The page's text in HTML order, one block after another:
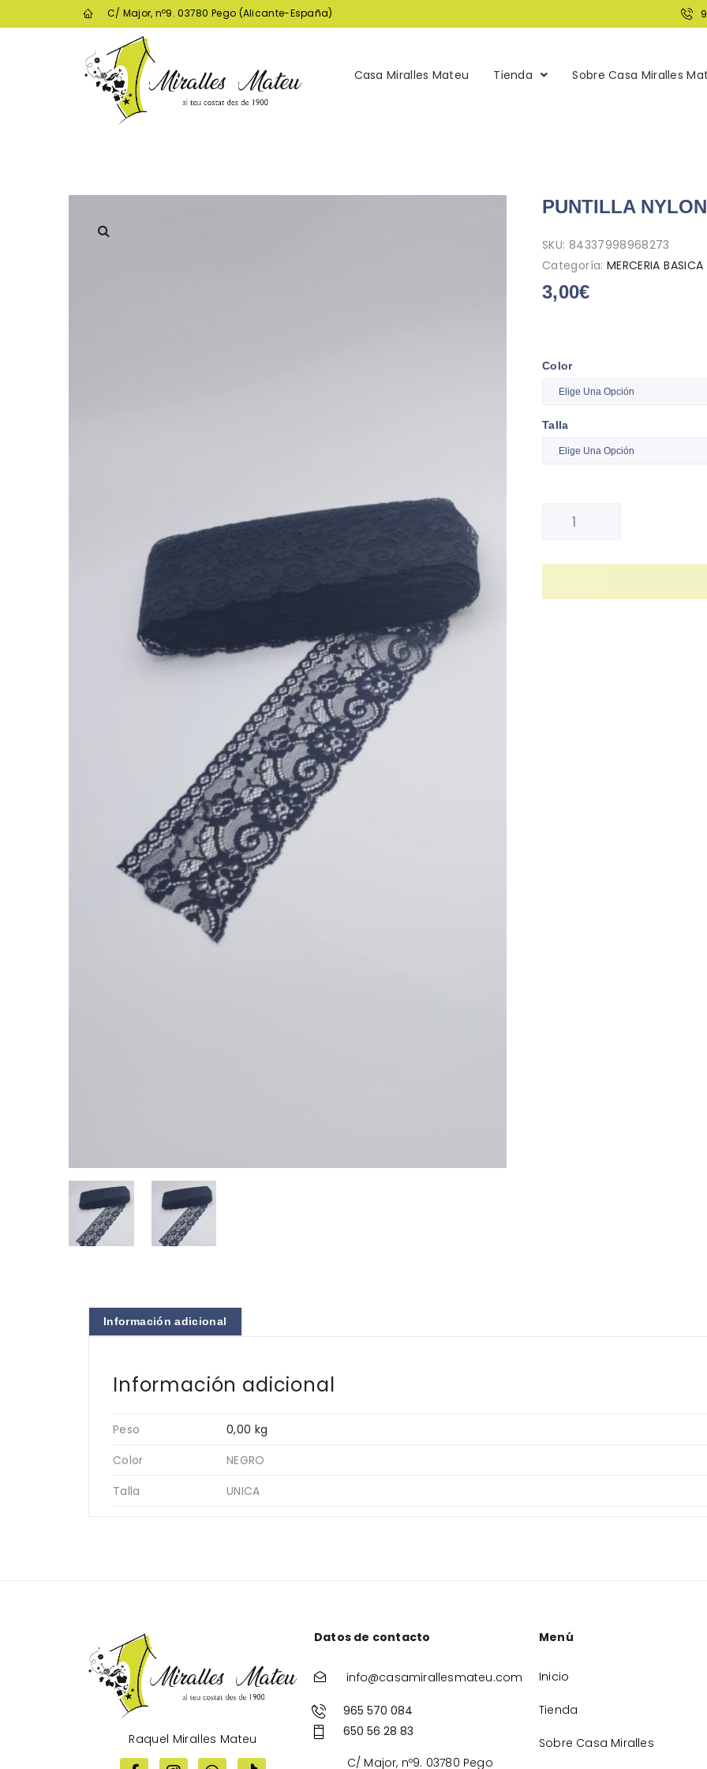
C/ Major, nº9. 03780 Pego (Alicante-España)
Casa Miralles Mateu Tienda Sobre Casa Miralles
PUNTILLA
SKU: 84337998968273
Categoría: MERCERIA BASICA
3,00€
Color
Talla
Información adicional
Información adicional
Peso
0,00 kg
Color
NEGRO
Talla
UNICA
Raquel Miralles Mateu
Datos de contacto
info@casamirallesmateu.com
965 570 084
650 56 28 83
C/ Major, nº9. 03780 Pego
Menú
Inicio
Tienda
Sobre Casa Miralles